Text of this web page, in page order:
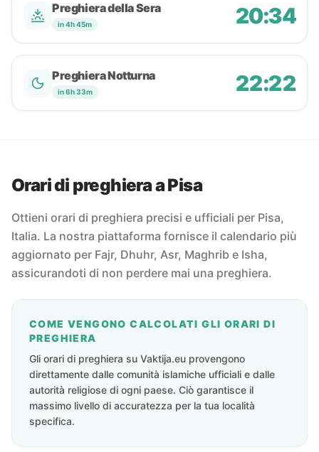
Preghiera della Sera
in 4h 45m 20:34
Preghiera Notturna
in 6h 33m 22:22
Orari di preghiera a Pisa
Ottieni orari di preghiera precisi e ufficiali per Pisa,
Italia. La nostra piattaforma fornisce il calendario più
aggiornato per Fajr, Dhuhr, Asr, Maghrib e Isha,
assicurandoti di non perdere mai una preghiera.
COME VENGONO CALCOLATI GLI ORARI DI
PREGHIERA
Gli orari di preghiera su Vaktija.eu provengono
direttamente dalle comunità islamiche ufficiali e dalle
autorità religiose di ogni paese. Ciò garantisce il
massimo livello di accuratezza per la tua località
specifica.